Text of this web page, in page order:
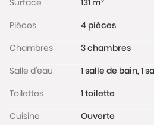
Vous tomberez sous le
orientée plein sud, sans
d'un store grande dimension.
Enfin, la maison dispose d'un
Venez découvir le plaisir de
Les informations sur les
Surface
131 m²
Pièces
4 pièces
Chambres
3 chambres
Salle d'eau
1 salle de bain, 1
Toilettes
1 toilette
Cuisine
Ouverte